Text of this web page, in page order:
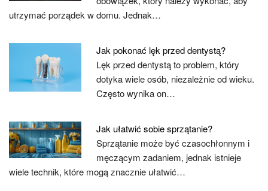
utrzymać porządek w domu. Jednak…
Jak pokonać lęk przed dentystą?
Lęk przed dentystą to problem, który
dotyka wiele osób, niezależnie od wieku.
Często wynika on…
Jak ułatwić sobie sprzątanie?
Sprzątanie może być czasochłonnym i
męczącym zadaniem, jednak istnieje
wiele technik, które mogą znacznie ułatwić…